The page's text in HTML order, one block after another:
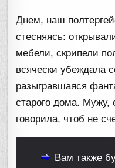
Днем, наш
стесняясь:
мебели, скрипели
всячески убеждала
разыгравшаяся
старого дома. Мужу,
говорила, чтоб не
Вам также